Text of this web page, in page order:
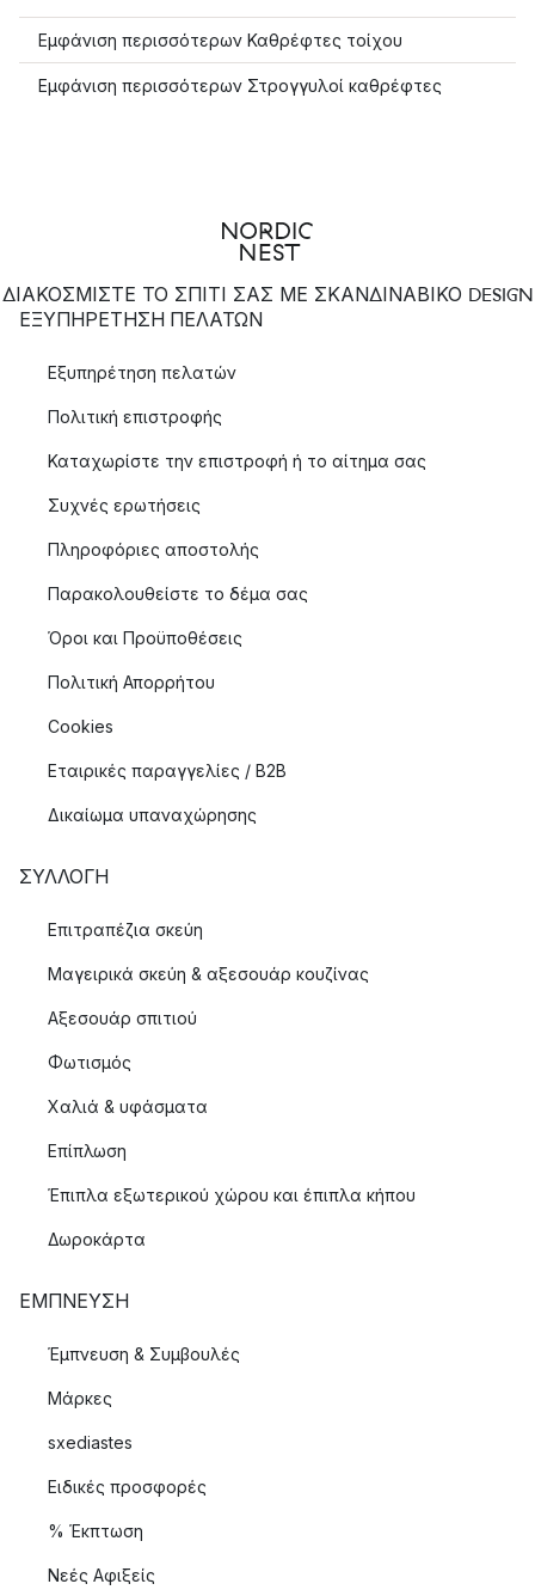
Εμφάνιση περισσότερων Καθρέφτες τοίχου
Εμφάνιση περισσότερων Στρογγυλοί καθρέφτες
ΔΙΑΚΟΣΜΙΣΤΕ ΤΟ ΣΠΙΤΙ ΣΑΣ ΜΕ ΣΚΑΝΔΙΝΑΒΙΚΟ DESIGN
ΕΞΥΠΗΡΈΤΗΣΗ ΠΕΛΑΤΏΝ
Εξυπηρέτηση πελατών
Πολιτική επιστροφής
Καταχωρίστε την επιστροφή ή το αίτημα σας
Συχνές ερωτήσεις
Πληροφόριες αποστολής
Παρακολουθείστε το δέμα σας
Όροι και Προϋποθέσεις
Πολιτική Απορρήτου
Cookies
Εταιρικές παραγγελίες / B2B
Δικαίωμα υπαναχώρησης
ΣΥΛΛΟΓΉ
Επιτραπέζια σκεύη
Μαγειρικά σκεύη & αξεσουάρ κουζίνας
Αξεσουάρ σπιτιού
Φωτισμός
Χαλιά & υφάσματα
Επίπλωση
Έπιπλα εξωτερικού χώρου και έπιπλα κήπου
Δωροκάρτα
ΈΜΠΝΕΥΣΗ
Έμπνευση & Συμβουλές
Μάρκες
sxediastes
Ειδικές προσφορές
% Έκπτωση
Νεές Αφιξείς